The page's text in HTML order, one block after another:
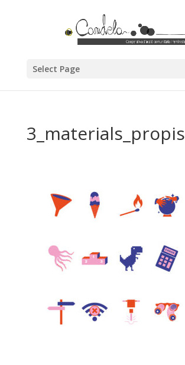
Select Page
3_materials_propis